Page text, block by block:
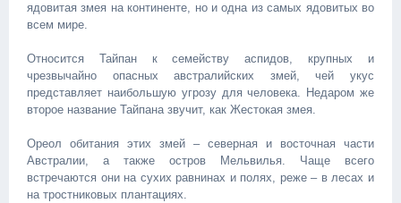
ядовитая змея на континенте, но и одна из самых ядовитых во
всем мире.
Относится Тайпан к семейству аспидов, крупных и
чрезвычайно опасных австралийских змей, чей укус
представляет наибольшую угрозу для человека. Недаром же
второе название Тайпана звучит, как Жестокая змея.
Ореол обитания этих змей – северная и восточная части
Австралии, а также остров Мельвилья. Чаще всего
встречаются они на сухих равнинах и полях, реже – в лесах и
на тростниковых плантациях.